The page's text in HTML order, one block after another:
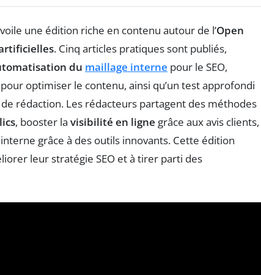
une édition riche en contenu autour de l’Open
. Cinq articles pratiques sont publiés,
du maillage interne pour le SEO,
optimiser le contenu, ainsi qu’un test approfondi
rédaction. Les rédacteurs partagent des méthodes
, booster la visibilité en ligne grâce aux avis clients,
grâce à des outils innovants. Cette édition
leur stratégie SEO et à tirer parti des